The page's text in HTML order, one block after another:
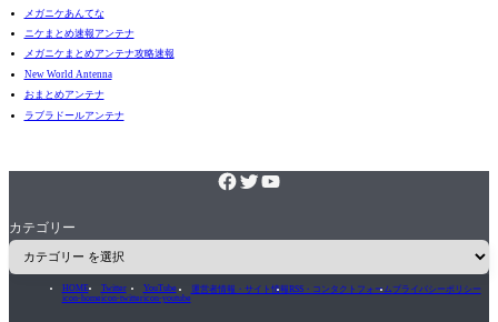
メガニケあんてな
ニケまとめ速報アンテナ
メガニケまとめアンテナ攻略速報
New World Antenna
おまとめアンテナ
ラブラドールアンテナ
カテゴリー
HOME
icon-home
Twitter
icon-twitter
YouTube
icon-youtube
運営者情報・サイト情報RSS・コンタクトフォームプライバシーポリシー